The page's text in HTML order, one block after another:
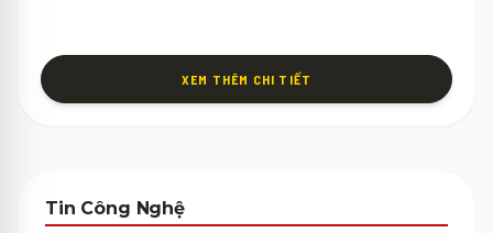
đảm bảo ảnh chụp từ xa luôn sắc nét và ổn định.
Pin & Kết Nối IPhone 13 Pro Max
tối ưu năng lượng xuất sắc. MagSafe 15W và Lightning 20W
mang đến sự linh hoạt trong việc sạc nhanh hàng ngày.
XEM THÊM CHI TIẾT
Tin Công Nghệ